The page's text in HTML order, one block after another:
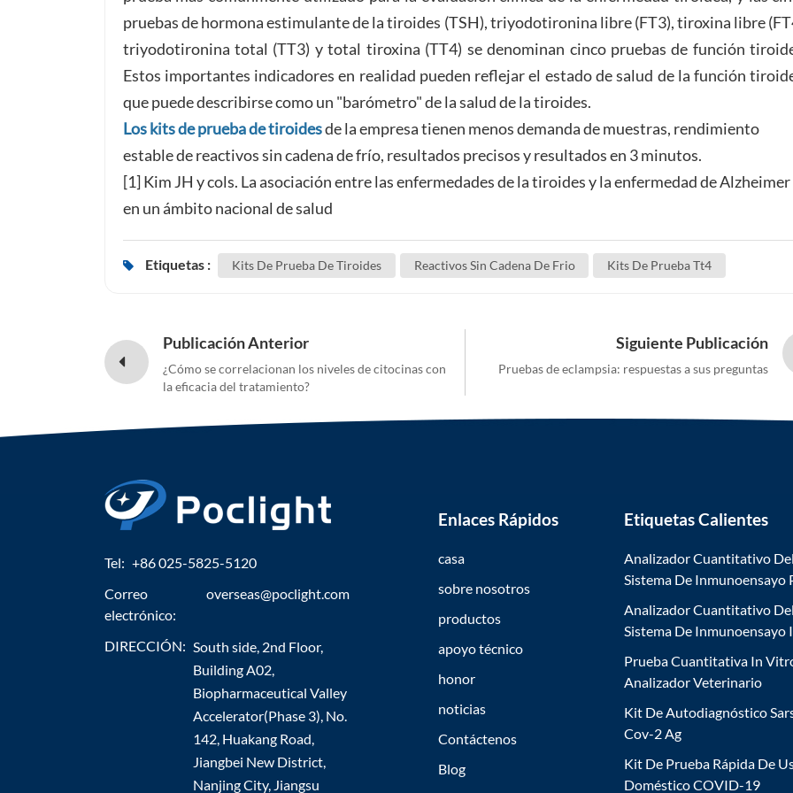
pruebas de hormona estimulante de la tiroides (TSH), triyodotironina libre (FT3), tiroxina libre
triyodotironina total (TT3) y total tiroxina (TT4) se denominan cinco pruebas de función
Estos importantes indicadores en realidad pueden reflejar el estado de salud de la función
que puede describirse como un "barómetro" de la salud de la tiroides.
Los kits de prueba de tiroidesde la empresa tienen menos demanda de muestras, rendimiento
estable de reactivos sin cadena de frío, resultados precisos y resultados en 3 minutos.
[1] Kim JH y cols. La asociación entre las enfermedades de la tiroides y la enfermedad de Alzheimer
en un ámbito nacional de salud
Etiquetas : Kits De Prueba De Tiroides Reactivos Sin Cadena De Frio Kits De Prueba Tt4
Publicación Anterior
¿Cómo se correlacionan los niveles de citocinas con
la eficacia del tratamiento?
Siguiente Publicación
Pruebas de eclampsia: respuestas a sus preguntas
Tel: +86 025-5825-5120
Correo
electrónico:
overseas@poclight.com
DIRECCIÓN: South side, 2nd Floor,
Building A02,
Biopharmaceutical Valley
Accelerator(Phase 3), No.
142, Huakang Road,
Jiangbei New District,
Nanjing City, Jiangsu
Enlaces Rápidos
casa
sobre nosotros
productos
apoyo técnico
honor
noticias
Contáctenos
Blog
Etiquetas Calientes
Analizador Cuantitativo Del
Sistema De Inmunoensayo
Analizador Cuantitativo Del
Sistema De Inmunoensayo
Prueba Cuantitativa In
Analizador Veterinario
Kit De Autodiagnóstico
Cov-2 Ag
Kit De Prueba Rápida De
Doméstico COVID-19